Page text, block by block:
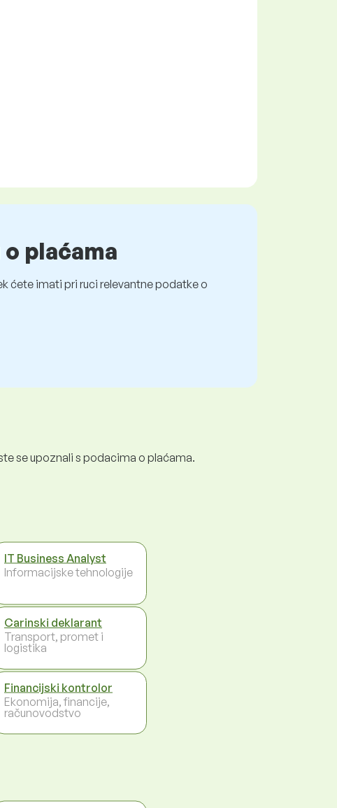
plaćama
ćete imati pri ruci relevantne podatke o
se upoznali s podacima o plaćama.
IT Business Analyst
Informacijske tehnologije
Carinski deklarant
Transport, promet i
logistika
Financijski kontrolor
Ekonomija, financije,
računovodstvo